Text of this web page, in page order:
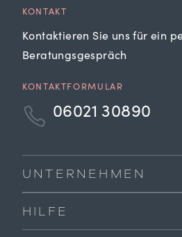
KONTAKT
Kontaktieren Sie uns für ein
Beratungsgespräch
KONTAKTFORMULAR
06021 30890
UNTERNEHMEN
HILFE